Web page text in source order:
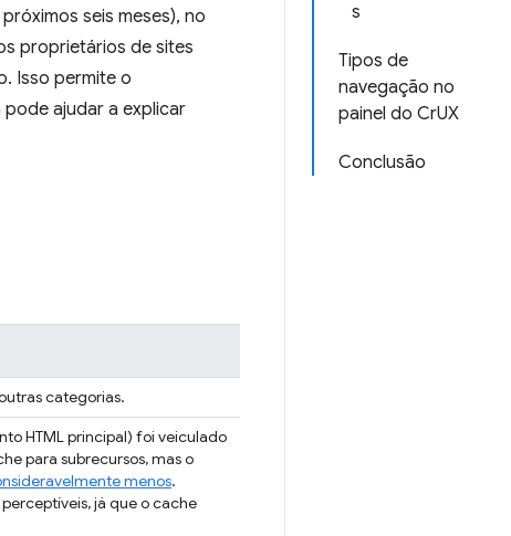
s
Tipos de
navegação no
painel do CrUX
Conclusão
seis meses), no
proprietários de sites
Isso permite o
ajudar a explicar
categorias.
HTML principal) foi veiculado
para subrecursos, mas o
menos.
já que o cache